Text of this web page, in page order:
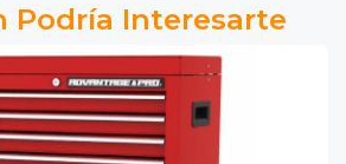
Podría Interesarte